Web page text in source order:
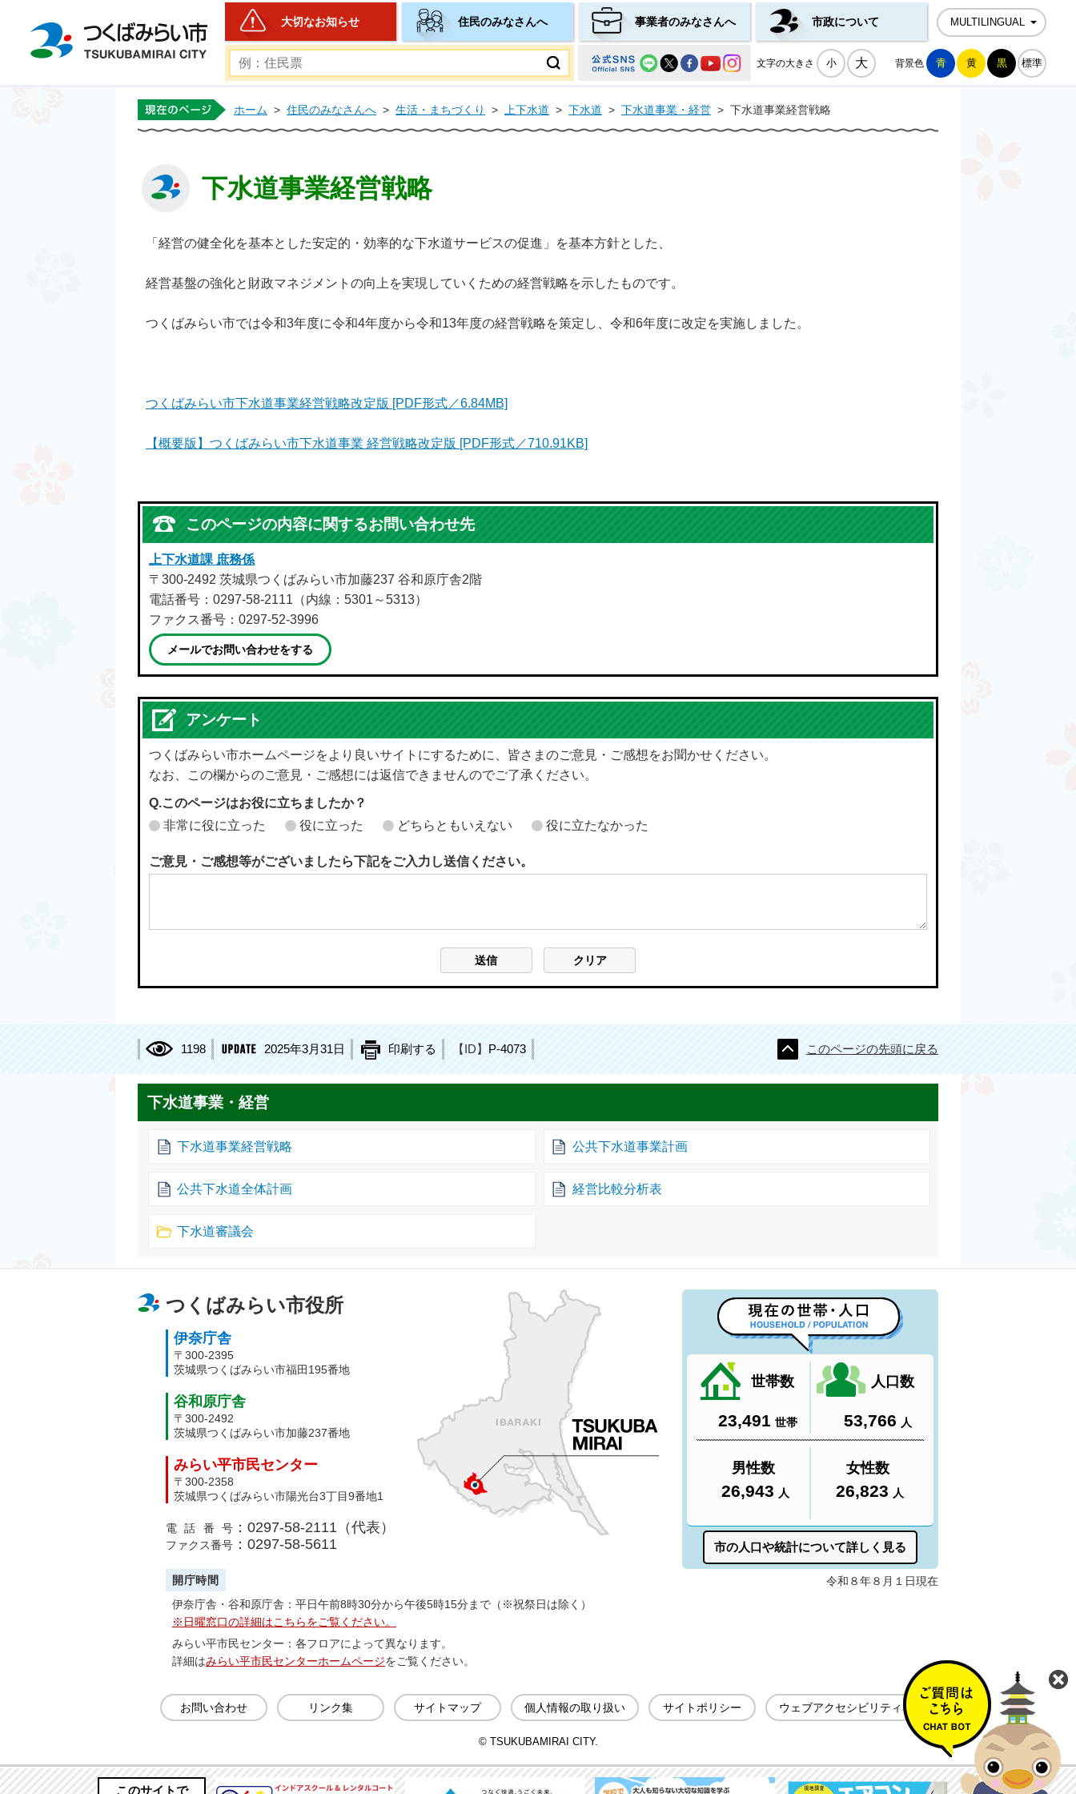
つくばみらい市公式ホームページ
大切なお知らせ 住民のみなさんへ 事業者のみなさんへ 市政について MULTILINGUAL
文字の大きさ 小 大 背景色 青 黄 黒 標準
ホーム > 住民のみなさんへ > 生活・まちづくり > 上下水道 > 下水道 > 下水道事業・経営 > 下水道事業経営戦略
下水道事業経営戦略
「経営の健全化を基本とした安定的・効率的な下水道サービスの促進」を基本方針とした、
経営基盤の強化と財政マネジメントの向上を実現していくための経営戦略を示したものです。
つくばみらい市では令和3年度に令和4年度から令和13年度の経営戦略を策定し、令和6年度に改定を実施しました。
つくばみらい市下水道事業経営戦略改定版 [PDF形式／6.84MB]
【概要版】つくばみらい市下水道事業 経営戦略改定版 [PDF形式／710.91KB]
このページの内容に関するお問い合わせ先
上下水道課 庶務係
〒300-2492 茨城県つくばみらい市加藤237 谷和原庁舎2階
電話番号：0297-58-2111（内線：5301～5313）
ファクス番号：0297-52-3996
メールでお問い合わせをする
アンケート
つくばみらい市ホームページをより良いサイトにするために、皆さまのご意見・ご感想をお聞かせください。
なお、この欄からのご意見・ご感想には返信できませんのでご了承ください。
Q.このページはお役に立ちましたか？
非常に役に立った
役に立った どちらともいえない 役に立たなかった
ご意見・ご感想等がございましたら下記をご入力し送信ください。
1198 2025年3月31日 印刷する 【ID】 P-4073 このページの先頭に戻る
下水道事業・経営
下水道事業経営戦略 公共下水道事業計画
公共下水道全体計画 経営比較分析表
下水道審議会
つくばみらい市役所
伊奈庁舎
〒300-2395
茨城県つくばみらい市福田195番地
谷和原庁舎
〒300-2492
茨城県つくばみらい市加藤237番地
みらい平市民センター
〒300-2358
茨城県つくばみらい市陽光台3丁目9番地1
電話番号 ：0297-58-2111（代表）
ファクス番号 ：0297-58-5611
開庁時間
伊奈庁舎・谷和原庁舎：平日午前8時30分から午後5時15分まで（※祝祭日は除く）
※日曜窓口の詳細はこちらをご覧ください。
みらい平市民センター：各フロアによって異なります。
詳細はみらい平市民センターホームページをご覧ください。
お問い合わせ リンク集 サイトマップ 個人情報の取り扱い サイトポリシー ウェブアクセシビリティ
© TSUKUBAMIRAI CITY.
このサイトで